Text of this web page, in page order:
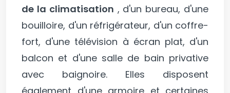
de la climatisation , d'un bureau, d'une
bouilloire, d'un réfrigérateur, d'un coffre-
fort, d'une télévision à écran plat, d'un
balcon et d'une salle de bain privative
avec baignoire. Elles disposent